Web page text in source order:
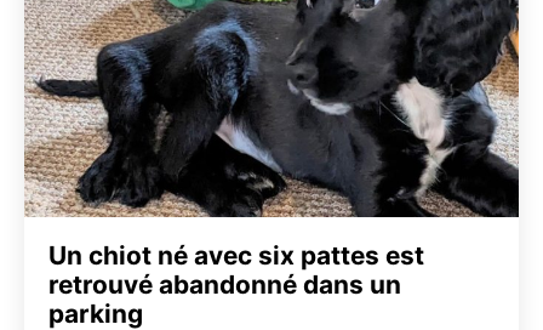
Un chiot né avec six pattes est
retrouvé abandonné dans un
parking